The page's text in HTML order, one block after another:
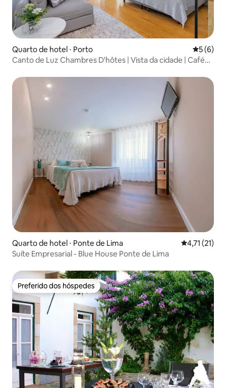
Quarto de hotel ⋅ Porto 5 de
5 (6)
Canto de Luz Chambres D'hôtes | Vista da cidade | Café
Quarto de hotel ⋅ Ponte de Lima 4,71 de uma
4,71 (21)
Suíte Empresarial - Blue House Ponte de Lima
Preferido dos hóspedes
Preferido dos hóspedes